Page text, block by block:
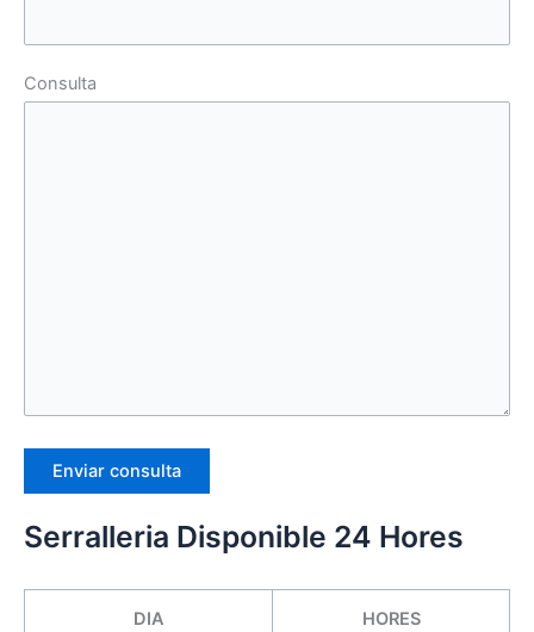
Consulta
Serralleria Disponible 24 Hores
DIA HORES